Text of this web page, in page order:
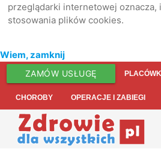
przeglądarki internetowej oznacza,
stosowania plików cookies.
Wiem, zamknij
ZAMÓW USŁUGĘ
CHOROBY OPERACJE I ZABIEGI